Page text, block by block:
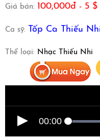
Giá bán: 100,000đ - 5 $
Ca sỹ: Tốp Ca Thiếu
Thể loại: Nhạc Thiếu Nhi
00:00